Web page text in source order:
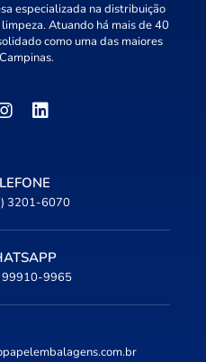
especializada na distribuição
Atuando há mais de 40
como uma das maiores
3201-6070
99910-9965